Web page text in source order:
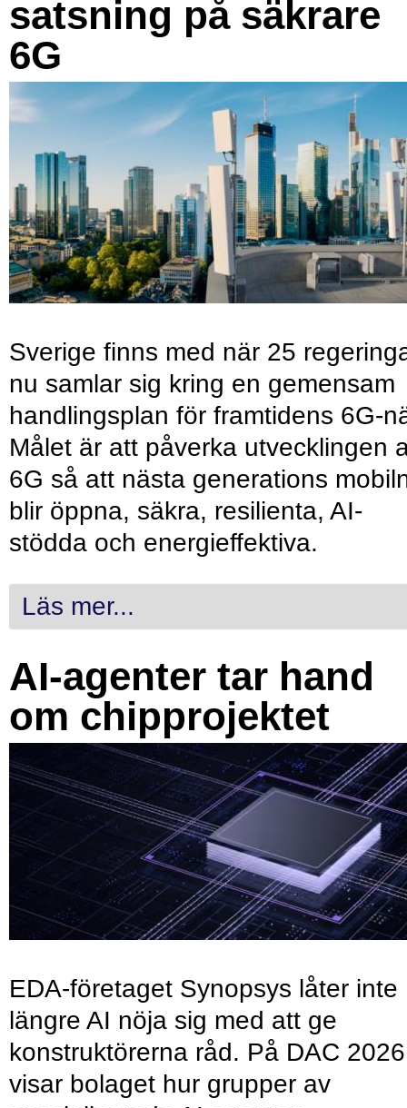
satsning på säkrare
6G
Sverige finns med när 25
nu samlar sig kring en gemensam
handlingsplan för framtidens 6G-
Målet är att påverka utvecklingen
6G så att nästa generations
blir öppna, säkra, resilienta, AI-
stödda och energieffektiva.
Läs mer...
AI-agenter tar hand
om chipprojektet
EDA-företaget Synopsys låter inte
längre AI nöja sig med att ge
konstruktörerna råd. På DAC 2026
visar bolaget hur grupper av